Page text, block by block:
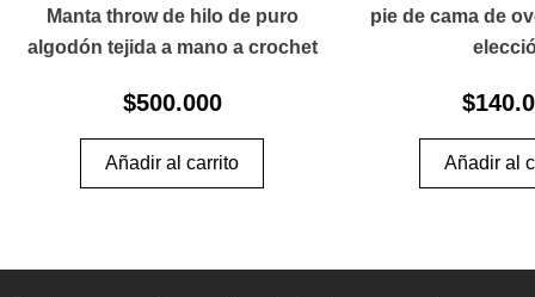
Manta throw de hilo de puro
algodón tejida a mano a crochet
$500.000
Añadir al carrito
pie de cama de
$
Añadir al